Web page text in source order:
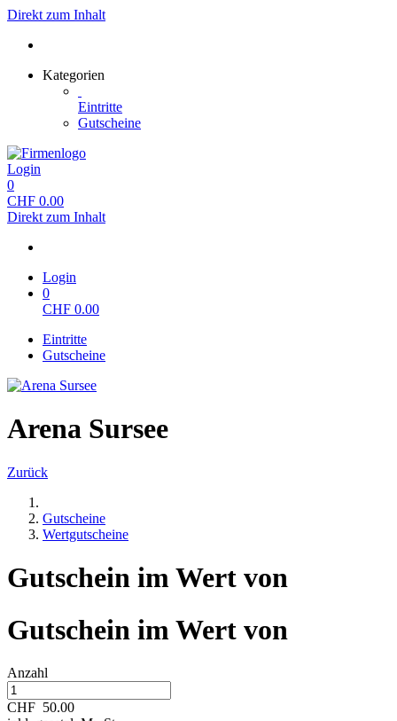
Direkt zum Inhalt
Kategorien
Eintritte
Gutscheine
Login
0
CHF 0.00
Direkt zum Inhalt
Login
0
CHF 0.00
Eintritte
Gutscheine
Arena Sursee
Zurück
Gutscheine
Wertgutscheine
Gutschein im Wert von
Gutschein im Wert von
Anzahl
CHF 50.00